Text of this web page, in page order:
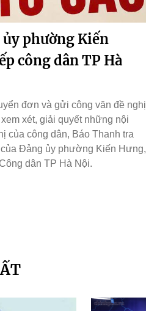
phường Kiến
công dân TP Hà
đơn và gửi công văn đề nghị
xét, giải quyết những nội
của công dân, Báo Thanh tra
Đảng ủy phường Kiến Hưng,
dân TP Hà Nội.